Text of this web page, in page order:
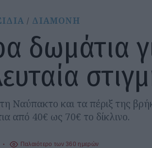
ΔΙΑΜΟΝΗ
δωμάτια
Ναύπακτο και τα πέριξ της
από 40€ ως 70€ το δίκλινο.
Παλαιότερο των 360 ημερών